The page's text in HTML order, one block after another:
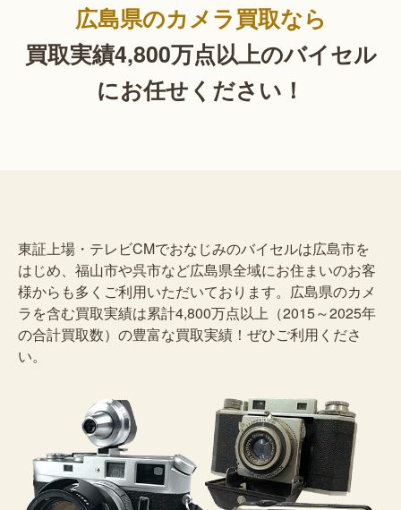
広島県のカメラ買取なら
買取実績4,800万点以上のバイセル
にお任せください！
東証上場・テレビCMでおなじみのバイセルは広島市を
はじめ、福山市や呉市など広島県全域にお住まいのお客
様からも多くご利用いただいております。広島県のカメ
ラを含む買取実績は累計4,800万点以上（2015～2025年
の合計買取数）の豊富な買取実績！ぜひご利用くださ
い。